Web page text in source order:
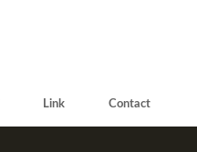
Link Contact